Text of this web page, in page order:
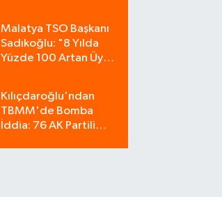
Bozdu!
Malatya TSO Başkanı
Sadıkoğlu: "8 Yılda
Yüzde 100 Artan Üye
Kılıçdaroğlu'ndan
TBMM'de Bomba
İddia: 76 AK Partili